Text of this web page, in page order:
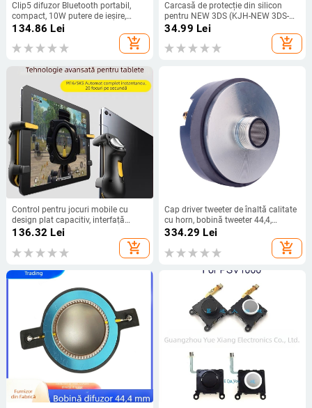
Clip5 difuzor Bluetooth portabil,
compact, 10W putere de ieșire,
Bluetooth 5.3, interval de frecvențe
100 Hz-20 kHz, SNR ≥70 dB, baterie
încorporată
134.86 Lei
add_shopping_cart
Carcasă de protecție din silicon
pentru NEW 3DS (KJH-NEW 3DS-
02) – design monobloc transparent,
protecție, senzație îmbunătățită
34.99 Lei
add_shopping_cart
Control pentru jocuri mobile cu
design plat capacitiv, interfață
ecran tactil, corp ABS, greutate 100
136.32 Lei
add_shopping_cart
Cap driver tweeter de înaltă calitate
cu horn, bobină tweeter 44,4,
difuzor profesionist pentru scenă
334.29 Lei
add_shopping_cart